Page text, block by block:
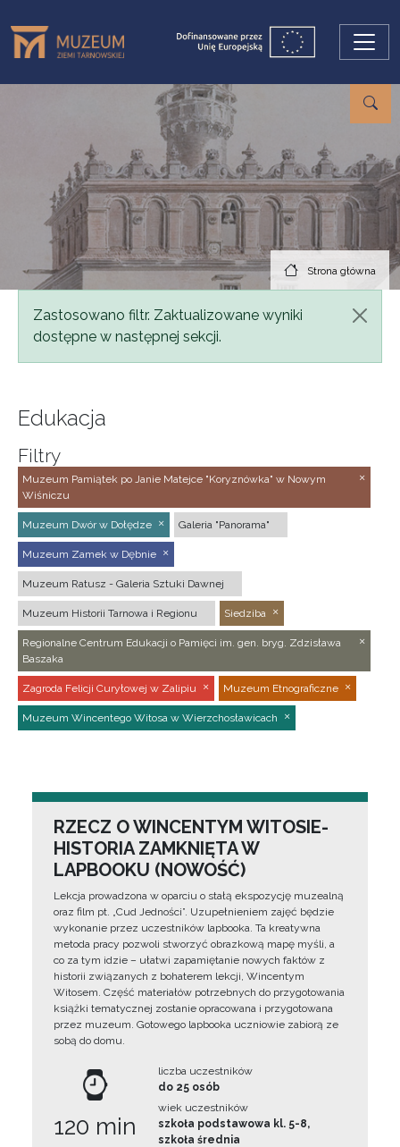
Strona główna
Komunikat
Zastosowano filtr. Zaktualizowane wyniki
dostępne w następnej sekcji.
Edukacja
Filtry
Muzeum Pamiątek po Janie Matejce "Koryznówka" w Nowym
Wiśniczu
Muzeum Dwór w Dołędze Galeria "Panorama"
Muzeum Zamek w Dębnie
Muzeum Ratusz - Galeria Sztuki Dawnej
Muzeum Historii Tarnowa i Regionu Siedziba
Regionalne Centrum Edukacji o Pamięci im. gen. bryg. Zdzisława
Baszaka
Zagroda Felicji Curyłowej w Zalipiu Muzeum Etnograficzne
Muzeum Wincentego Witosa w Wierzchosławicach
RZECZ O WINCENTYM WITOSIE-
HISTORIA ZAMKNIĘTA W
LAPBOOKU (NOWOŚĆ)
Lekcja prowadzona w oparciu o stałą ekspozycję muzealną
oraz film pt. „Cud Jedności”. Uzupełnieniem zajęć będzie
wykonanie przez uczestników lapbooka. Ta kreatywna
metoda pracy pozwoli stworzyć obrazkową mapę myśli, a
co za tym idzie – ułatwi zapamiętanie nowych faktów z
historii związanych z bohaterem lekcji, Wincentym
Witosem. Część materiałów potrzebnych do przygotowania
książki tematycznej zostanie opracowana i przygotowana
przez muzeum. Gotowego lapbooka uczniowie zabiorą ze
sobą do domu.
120 min
liczba uczestników
do 25 osób
wiek uczestników
szkoła podstawowa kl. 5-8,
szkoła średnia